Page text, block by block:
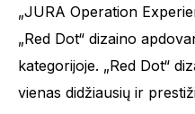
„JURA Operation
„Red Dot“ dizaino
kategorijoje. „Red Dot“
vienas didžiausių ir